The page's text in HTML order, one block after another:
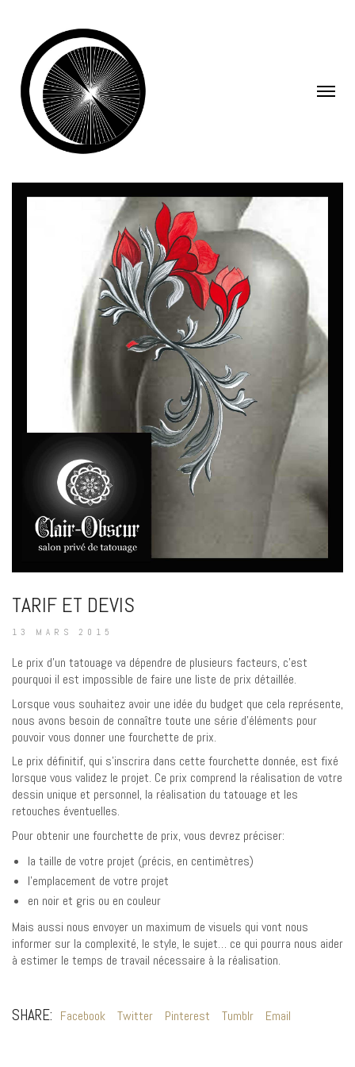
TARIF ET DEVIS
13 MARS 2015
Le prix d’un tatouage va dépendre de plusieurs facteurs, c’est
pourquoi il est impossible de faire une liste de prix détaillée.
Lorsque vous souhaitez avoir une idée du budget que cela représente,
nous avons besoin de connaître toute une série d’éléments pour
pouvoir vous donner une fourchette de prix.
Le prix définitif, qui s’inscrira dans cette fourchette donnée, est fixé
lorsque vous validez le projet. Ce prix comprend la réalisation de votre
dessin unique et personnel, la réalisation du tatouage et les
retouches éventuelles.
Pour obtenir une fourchette de prix, vous devrez préciser:
la taille de votre projet (précis, en centimètres)
l’emplacement de votre projet
en noir et gris ou en couleur
Mais aussi nous envoyer un maximum de visuels qui vont nous
informer sur la complexité, le style, le sujet… ce qui pourra nous aider
à estimer le temps de travail nécessaire à la réalisation.
SHARE: Facebook Twitter Pinterest Tumblr Email